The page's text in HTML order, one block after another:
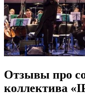
Отзывы про
коллектива